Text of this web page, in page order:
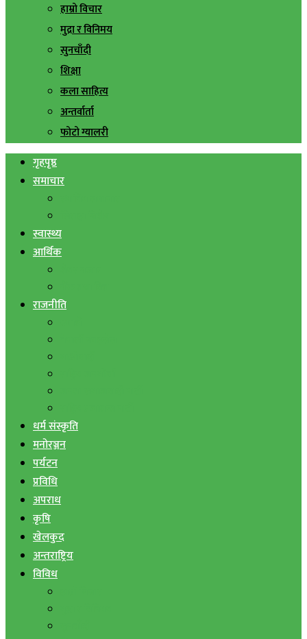
हाम्रो विचार
मुद्रा र विनिमय
सुनचाँदी
शिक्षा
कला साहित्य
अन्तर्वार्ता
फोटो ग्यालरी
गृहपृष्ठ
समाचार
स्वास्थ्य
आर्थिक
राजनीति
धर्म संस्कृति
मनोरञ्जन
पर्यटन
प्रविधि
अपराध
कृषि
खेलकुद
अन्तराष्ट्रिय
विविध